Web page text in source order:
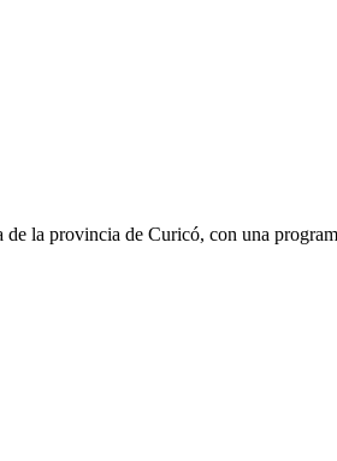
la provincia de Curicó, con una